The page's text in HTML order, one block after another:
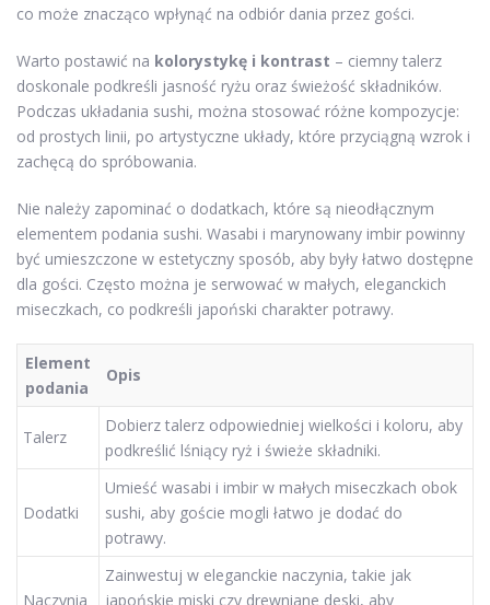
co może znacząco wpłynąć na odbiór dania przez gości.
Warto postawić na kolorystykę i kontrast – ciemny talerz
doskonale podkreśli jasność ryżu oraz świeżość składników.
Podczas układania sushi, można stosować różne kompozycje:
od prostych linii, po artystyczne układy, które przyciągną wzrok i
zachęcą do spróbowania.
Nie należy zapominać o dodatkach, które są nieodłącznym
elementem podania sushi. Wasabi i marynowany imbir powinny
być umieszczone w estetyczny sposób, aby były łatwo dostępne
dla gości. Często można je serwować w małych, eleganckich
miseczkach, co podkreśli japoński charakter potrawy.
Element
podania
Opis
Talerz
Dobierz talerz odpowiedniej wielkości i koloru, aby
podkreślić lśniący ryż i świeże składniki.
Dodatki
Umieść wasabi i imbir w małych miseczkach obok
sushi, aby goście mogli łatwo je dodać do
potrawy.
Naczynia
Zainwestuj w eleganckie naczynia, takie jak
japońskie miski czy drewniane deski, aby